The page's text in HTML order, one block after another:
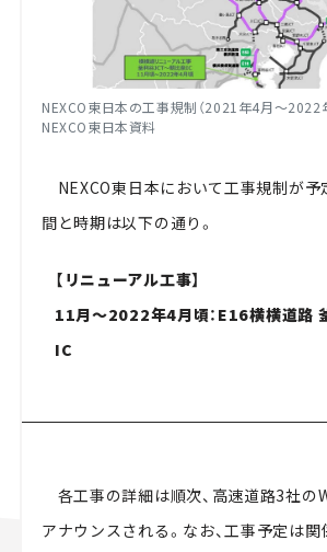
NEXCO東日本の工事規制（2021年4月～2022
NEXCO東日本資料
NEXCO東日本において工事規制が予
間と時期は以下の通り。
【リニューアル工事】
11月～2022年4月頃：E16横横道路
IC
各工事の詳細は順次、高速道路3社の
アナウンスされる。なお、工事予定は